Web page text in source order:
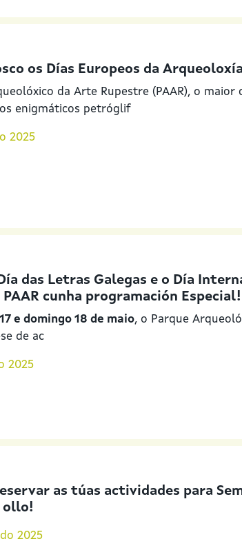
os Días Europeos da
da Arte Rupestre (PAAR), o maior
enigmáticos petróglif
2025
das Letras Galegas e o Día
PAAR cunha programación Especial!
e domingo 18 de maio, o Parque
de ac
2025
as túas actividades para
ollo!
2025